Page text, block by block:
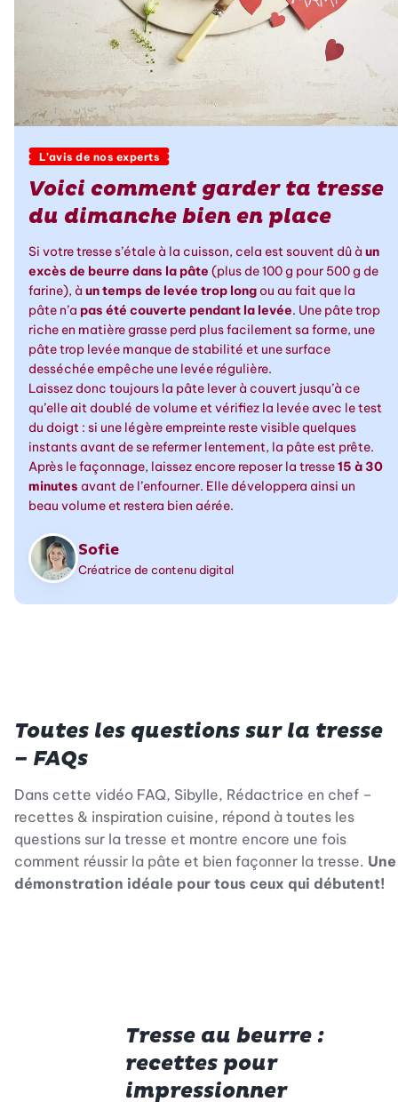
L’avis de nos experts
Voici comment garder ta tresse
du dimanche bien en place
Si votre tresse s’étale à la cuisson, cela est souvent dû à un
excès de beurre dans la pâte (plus de 100 g pour 500 g de
farine), à un temps de levée trop longou au fait que la
pâte n’a pas été couverte pendant la levée. Une pâte trop
riche en matière grasse perd plus facilement sa forme, une
pâte trop levée manque de stabilité et une surface
desséchée empêche une levée régulière.
Laissez donc toujours la pâte lever à couvert jusqu’à ce
qu’elle ait doublé de volume et vérifiez la levée avec le test
du doigt : si une légère empreinte reste visible quelques
instants avant de se refermer lentement, la pâte est prête.
Après le façonnage, laissez encore reposer la tresse15 à 30
minutes avant de l’enfourner. Elle développera ainsi un
beau volume et restera bien aérée.
Sofie
Créatrice de contenu digital
Toutes les questions sur la tresse
– FAQs
Dans cette vidéo FAQ, Sibylle, Rédactrice en chef –
recettes & inspiration cuisine, répond à toutes les
questions sur la tresse et montre encore une fois
comment réussir la pâte et bien façonner la tresse. Une
démonstration idéale pour tous ceux qui débutent!
Tresse au beurre :
recettes pour
impressionner